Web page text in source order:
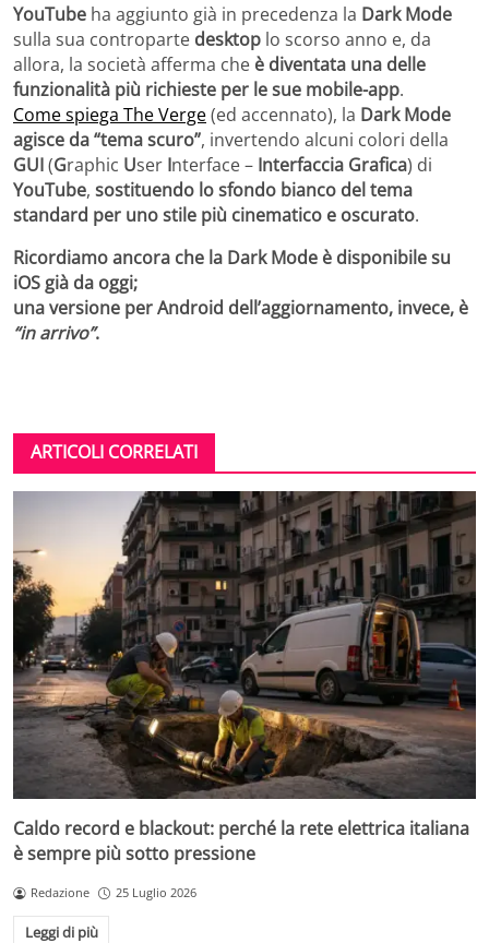
YouTube ha aggiunto già in precedenza la Dark Mode
sulla sua controparte desktop lo scorso anno e, da
allora, la società afferma che è diventata una delle
funzionalità più richieste per le sue mobile-app.
Come spiega The Verge(ed accennato), la Dark Mode
agisce da “tema scuro”, invertendo alcuni colori della
GUI(Graphic User Interface – Interfaccia Grafica) di
YouTube, sostituendo lo sfondo bianco del tema
standard per uno stile più cinematico e oscurato.
Ricordiamo ancora che la Dark Mode è disponibile su
iOS già da oggi;
una versione per Android dell’aggiornamento, invece, è
“in arrivo”.
ARTICOLI CORRELATI
Caldo record e blackout: perché la rete elettrica italiana
è sempre più sotto pressione
Redazione 25 Luglio 2026
Leggi di più